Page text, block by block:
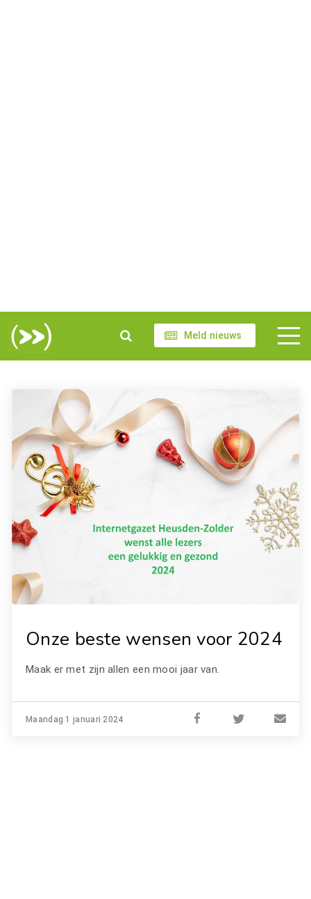
Meld nieuws
Onze beste wensen voor 2024
Maak er met zijn allen een mooi jaar van.
Maandag 1 januari 2024